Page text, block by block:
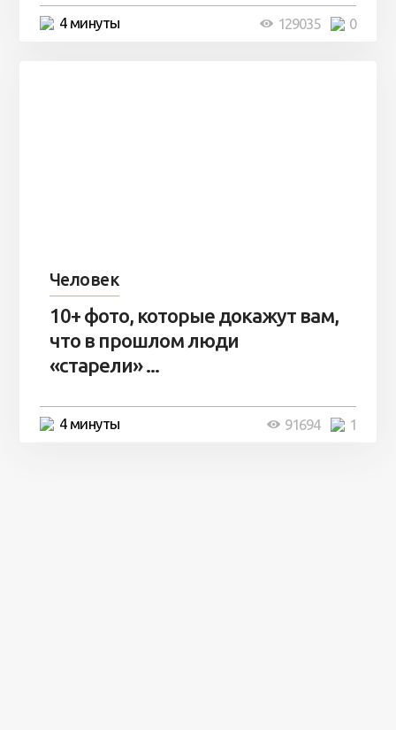
4 минуты 0
129035
Человек
10+ фото, которые докажут вам,
что в прошлом люди
«старели» ...
4 минуты 1
91694